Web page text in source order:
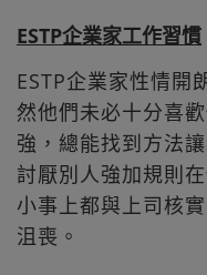
ESTP企業家工作習慣
ESTP企業家性情開
然他們未必十分喜
強，總能找到方法
討厭別人強加規則
小事上都與上司核
沮喪。